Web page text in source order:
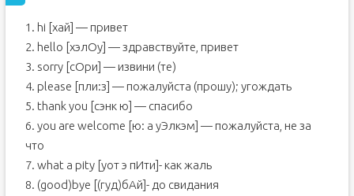
1. hi [хай] — привет
2. hello [хэлОу] — здравствуйте, привет
3. sorry [сOри] — извини (те)
4. please [пли:з] — пожалуйста (прошу); угождать
5. thank you [сэнк ю] — спасибо
6. you are welcome [ю: а уЭлкэм] — пожалуйста, не за
что
7. what a pity [уот э пИти]- как жаль
8. (good)bye [(гуд)бAй]- до свидания